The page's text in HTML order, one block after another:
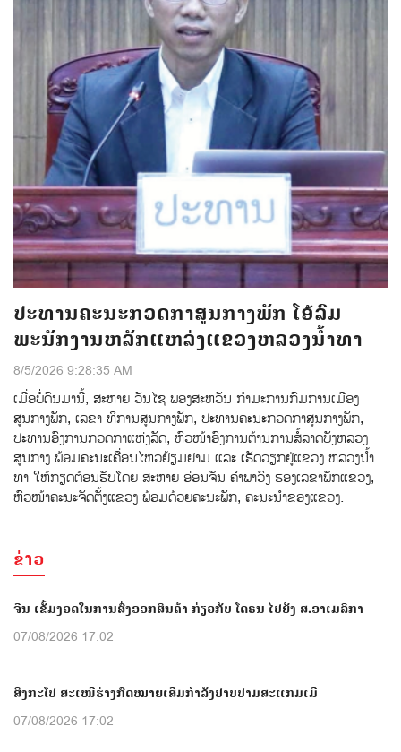
ປະທານຄະນະກວດກາສູນກາງພັກ ໂອ້ລົມ
ພະນັກງານຫລັກແຫລ່ງແຂວງຫລວງນໍ້າທາ
8/5/2026 9:28:35 AM
ເມ່ືອບ່ໍດົນມານ້ີ, ສະຫາຍ ວັນໄຊ ພອງສະຫວັນ ກໍາມະການກົມການເມືອງ
ສູນກາງພັກ, ເລຂາ ທິການສູນກາງພັກ, ປະທານຄະນະກວດກາສູນກາງພັກ,
ປະທານອົງການກວດກາແຫ່ງລັດ, ຫົວໜ້າອົງການຕ້ານການສໍ້ລາດບັງຫລວງ
ສູນກາງ ພ້ອມຄະນະເຄື່ອນໄຫວຢ້ຽມຢາມ ແລະ ເຮັດວຽກຢູ່ແຂວງ ຫລວງນໍ້າ
ທາ ໃຫ້ກຽດຕ້ອນຮັບໂດຍ ສະຫາຍ ອ່ອນຈັນ ຄຳພາວົງ ຮອງເລຂາພັກແຂວງ,
ຫົວໜ້າຄະນະຈັດຕັ້ງແຂວງ ພ້ອມດ້ວຍຄະນະພັກ, ຄະນະນຳຂອງແຂວງ.
ຂ່າວ
ຈີນ ເຂັ້ມງວດໃນການສົ່ງອອກສິນຄ້າ ກ່ຽວກັບ ໂດຣນ ໄປຍັງ ສ.ອາເມລິກາ
07/08/2026 17:02
ສິງກະໂປ ສະເໜີຮ່າງກົດໝາຍເສີມກຳລັງປາບປາມສະແກມເມີ
07/08/2026 17:02